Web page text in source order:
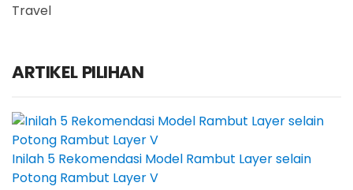
Travel
ARTIKEL PILIHAN
Inilah 5 Rekomendasi Model Rambut Layer selain
Potong Rambut Layer V